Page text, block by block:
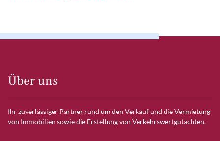
Über uns
Ihr zuverlässiger Partner rund um den Verkauf und die Vermietung
von Immobilien sowie die Erstellung von Verkehrswertgutachten.